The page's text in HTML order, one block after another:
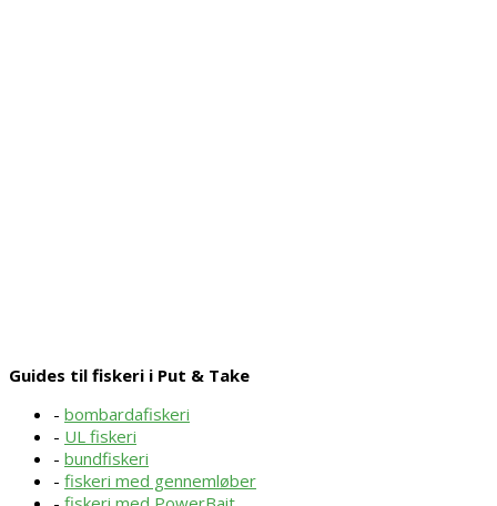
Guides til fiskeri i Put & Take
- bombardafiskeri
- UL fiskeri
- bundfiskeri
- fiskeri med gennemløber